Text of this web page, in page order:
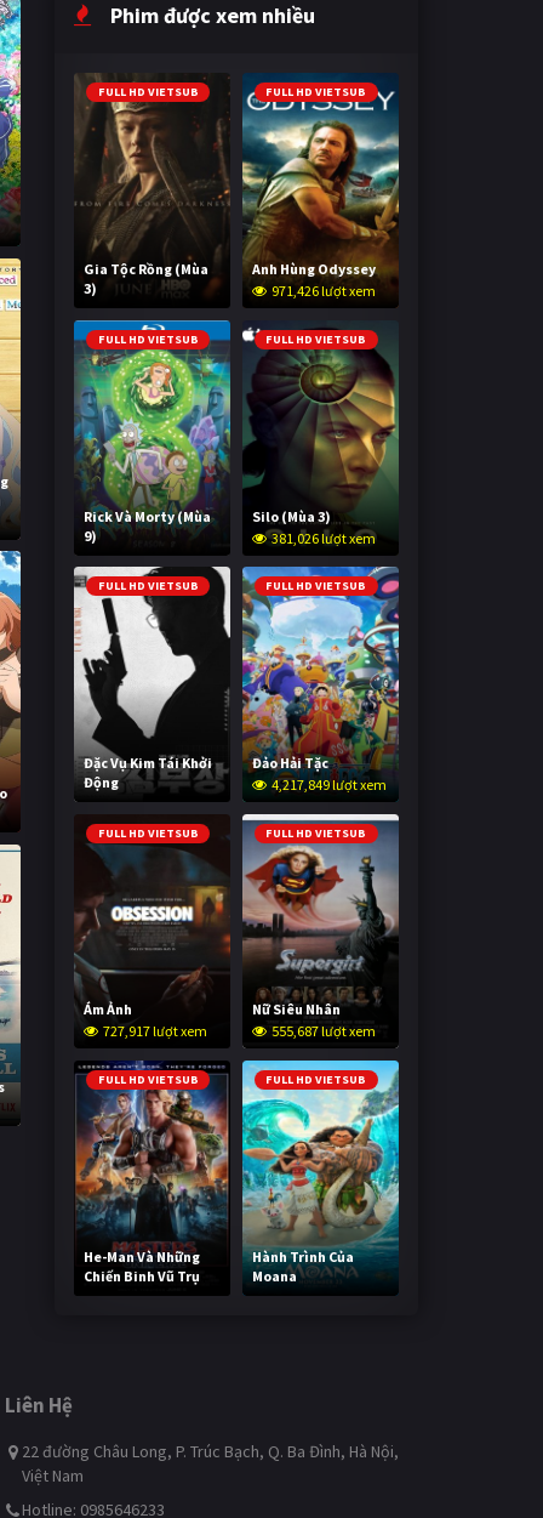
Phim được xem nhiều
FULL HD VIETSUB
Gia Tộc Rồng (Mùa
3)
2,037,515 lượt xem
FULL HD VIETSUB
Anh Hùng Odyssey
971,426 lượt xem
FULL HD VIETSUB
Rick Và Morty (Mùa
9)
3,005,492 lượt xem
FULL HD VIETSUB
Silo (Mùa 3)
381,026 lượt xem
FULL HD VIETSUB
Đặc Vụ Kim Tái Khởi
Động
604,433 lượt xem
FULL HD VIETSUB
Đảo Hải Tặc
4,217,849 lượt xem
FULL HD VIETSUB
Ám Ảnh
727,917 lượt xem
FULL HD VIETSUB
Nữ Siêu Nhân
555,687 lượt xem
FULL HD VIETSUB
He-Man Và Những
Chiến Binh Vũ Trụ
246,346 lượt xem
FULL HD VIETSUB
Hành Trình Của
Moana
497,149 lượt xem
Liên Hệ
22 đường Châu Long, P. Trúc Bạch, Q. Ba Đình, Hà Nội,
Việt Nam
Hotline: 0985646233